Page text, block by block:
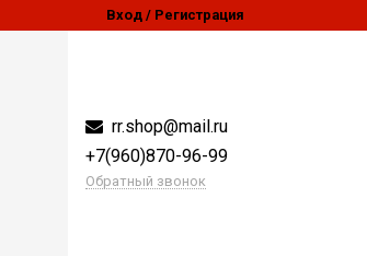
Вход / Регистрация
rr.shop@mail.ru
+7(960)870-96-99
Обратный звонок